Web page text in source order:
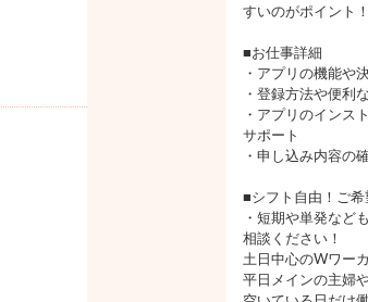
すいのがポイント！
■お仕事詳細
・アプリの機能や
・登録方法や便利
・アプリのインス
サポート
・申し込み内容
■シフト自由！ご希
・短期や単発など
相談ください！
土日中心のWワー
平日メインの主婦